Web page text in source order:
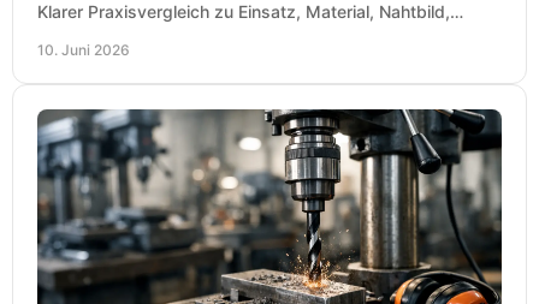
Klarer Praxisvergleich zu Einsatz, Material, Nahtbild,
10. Juni 2026